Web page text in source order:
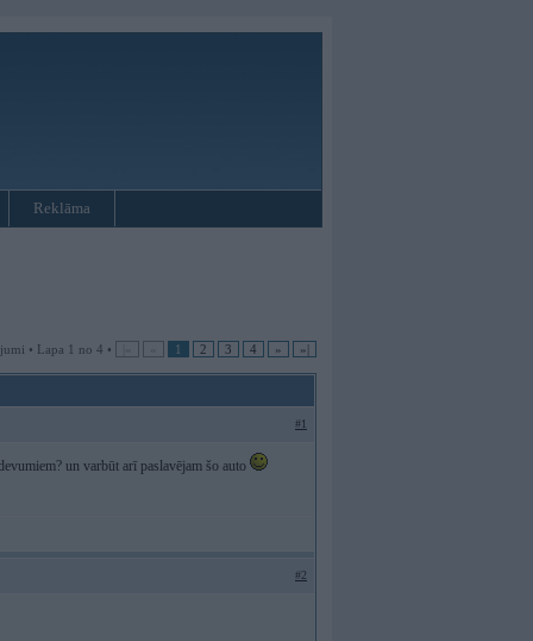
Reklāma
• Lapa 1 no 4 • |« « 1 2 3 4 » »|
#1
un varbūt arī paslavējam šo auto
#2